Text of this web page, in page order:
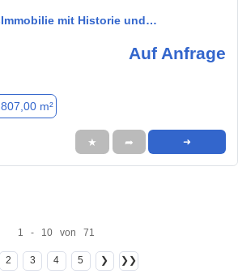
mit Historie und…
Auf Anfrage
m²
★ ➦ ➜
1 - 10 von 71
2 3 4 5 ❯ ❯❯